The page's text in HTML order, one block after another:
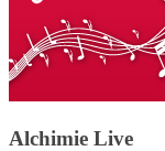
Alchimie Live